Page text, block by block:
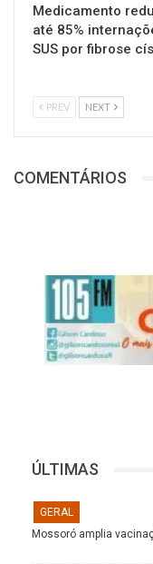
Medicamento
até 85%
SUS por fibrose
PREV NEXT
COMENTÁRIOS
ÚLTIMAS
GERAL
Mossoró amplia